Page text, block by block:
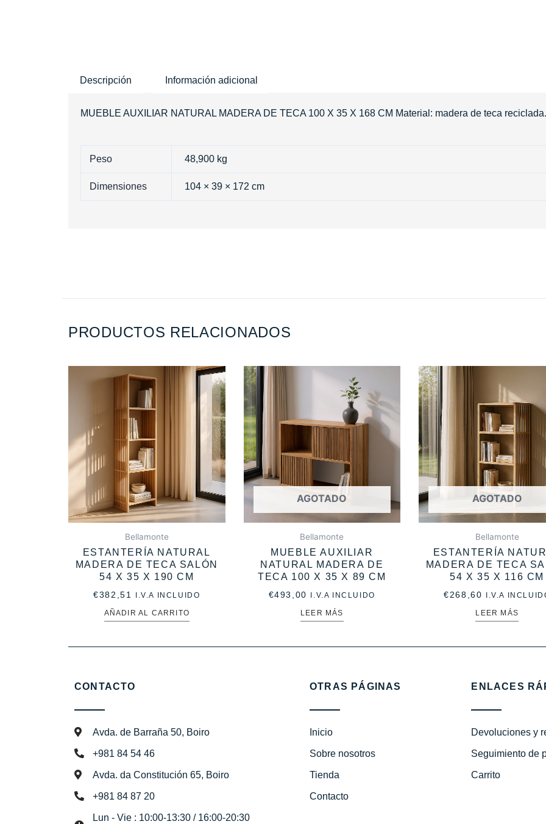
Descripción Información adicional
MUEBLE AUXILIAR NATURAL MADERA DE TECA 100 X 35 X 168 CM Material: madera de teca reciclada.
Peso 48,900 kg
Dimensiones 104 × 39 × 172 cm
PRODUCTOS RELACIONADOS
Bellamonte
ESTANTERÍA NATURAL
MADERA DE TECA SALÓN
54 X 35 X 190 CM
€382,51 I.V.A INCLUIDO
AÑADIR AL CARRITO
AGOTADO
Bellamonte
MUEBLE AUXILIAR
NATURAL MADERA DE
TECA 100 X 35 X 89 CM
€493,00 I.V.A INCLUIDO
LEER MÁS
AGOTADO
Bellamonte
ESTANTERÍA
MADERA DE TECA
54 X 35 X 116 CM
€268,60 I.V.A
LEER MÁS
CONTACTO
Avda. de Barraña 50, Boiro
+981 84 54 46
Avda. da Constitución 65, Boiro
+981 84 87 20
Lun - Vie : 10:00-13:30 / 16:00-20:30
OTRAS PÁGINAS
Inicio
Sobre nosotros
Tienda
Contacto
ENLACES
Devoluciones y
Seguimiento de
Carrito